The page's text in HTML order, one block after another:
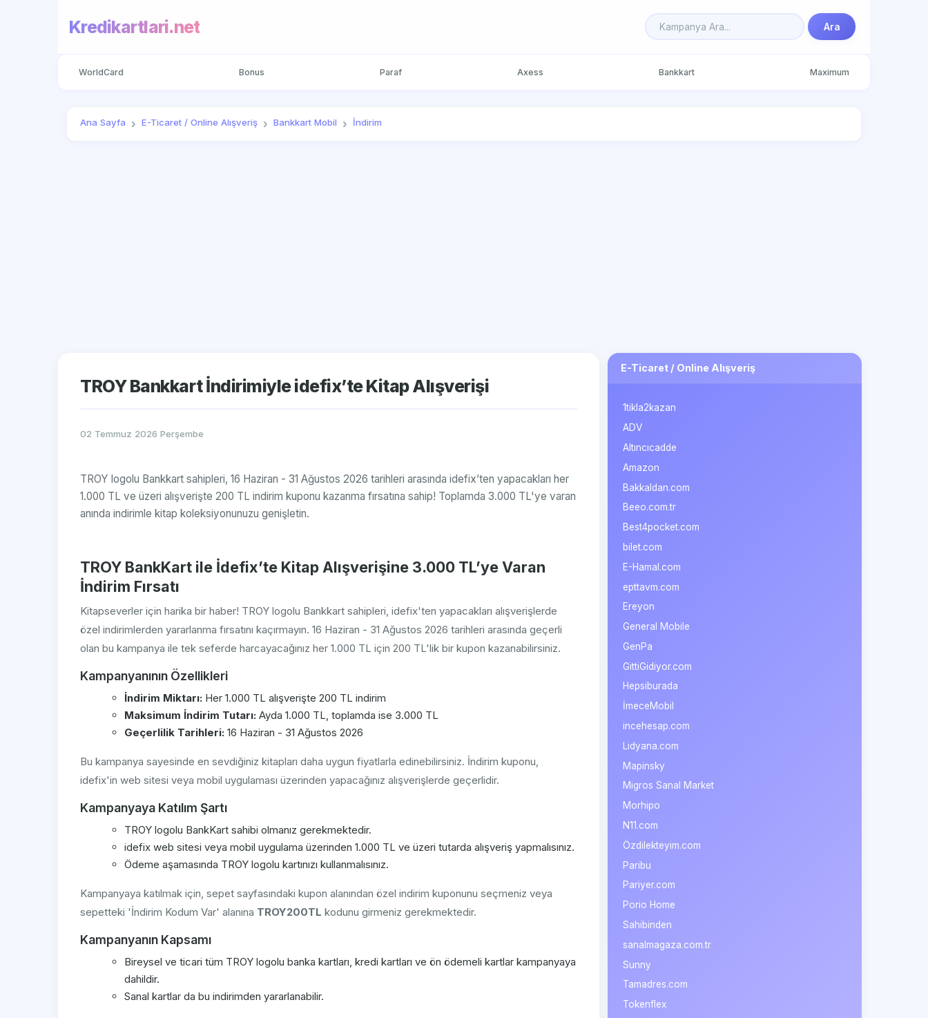
Kredikartlari.net Ara
WorldCard Bonus Paraf Axess Bankkart Maximum
Ana Sayfa E-Ticaret / Online Alışveriş Bankkart Mobil İndirim
TROY Bankkart İndirimiyle idefix’te Kitap Alışverişi
02 Temmuz 2026 Perşembe
TROY logolu Bankkart sahipleri, 16 Haziran - 31 Ağustos 2026 tarihleri arasında idefix’ten yapacakları her
1.000 TL ve üzeri alışverişte 200 TL indirim kuponu kazanma fırsatına sahip! Toplamda 3.000 TL'ye varan
anında indirimle kitap koleksiyonunuzu genişletin.
TROY BankKart ile İdefix’te Kitap Alışverişine 3.000 TL’ye Varan
İndirim Fırsatı
Kitapseverler için harika bir haber! TROY logolu Bankkart sahipleri, idefix'ten yapacakları alışverişlerde
özel indirimlerden yararlanma fırsatını kaçırmayın. 16 Haziran - 31 Ağustos 2026 tarihleri arasında geçerli
olan bu kampanya ile tek seferde harcayacağınız her 1.000 TL için 200 TL'lik bir kupon kazanabilirsiniz.
Kampanyanının Özellikleri
İndirim Miktarı: Her 1.000 TL alışverişte 200 TL indirim
Maksimum İndirim Tutarı: Ayda 1.000 TL, toplamda ise 3.000 TL
Geçerlilik Tarihleri: 16 Haziran - 31 Ağustos 2026
Bu kampanya sayesinde en sevdiğiniz kitapları daha uygun fiyatlarla edinebilirsiniz. İndirim kuponu,
idefix'in web sitesi veya mobil uygulaması üzerinden yapacağınız alışverişlerde geçerlidir.
Kampanyaya Katılım Şartı
TROY logolu BankKart sahibi olmanız gerekmektedir.
idefix web sitesi veya mobil uygulama üzerinden 1.000 TL ve üzeri tutarda alışveriş yapmalısınız.
Ödeme aşamasında TROY logolu kartınızı kullanmalısınız.
Kampanyaya katılmak için, sepet sayfasındaki kupon alanından özel indirim kuponunu seçmeniz veya
sepetteki 'İndirim Kodum Var' alanına TROY200TL kodunu girmeniz gerekmektedir.
Kampanyanın Kapsamı
Bireysel ve ticari tüm TROY logolu banka kartları, kredi kartları ve ön ödemeli kartlar kampanyaya
dahildir.
Sanal kartlar da bu indirimden yararlanabilir.
E-Ticaret / Online Alışveriş
1tikla2kazan
ADV
Altıncıcadde
Amazon
Bakkaldan.com
Beeo.com.tr
Best4pocket.com
bilet.com
E-Hamal.com
epttavm.com
Ereyon
General Mobile
GenPa
GittiGidiyor.com
Hepsiburada
İmeceMobil
incehesap.com
Lidyana.com
Mapinsky
Migros Sanal Market
Morhipo
N11.com
Özdilekteyim.com
Paribu
Pariyer.com
Porio Home
Sahibinden
sanalmagaza.com.tr
Sunny
Tamadres.com
Tokenflex